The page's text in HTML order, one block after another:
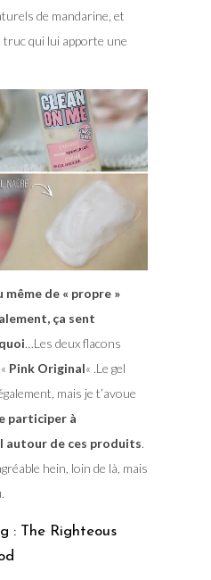
de mandarine, et
truc qui lui apporte une
même de « propre »
ça sent
…Les deux flacons
Pink Original« .Le gel
mais je t’avoue
participer à
autour de ces produits.
hein, loin de là, mais
: The Righteous